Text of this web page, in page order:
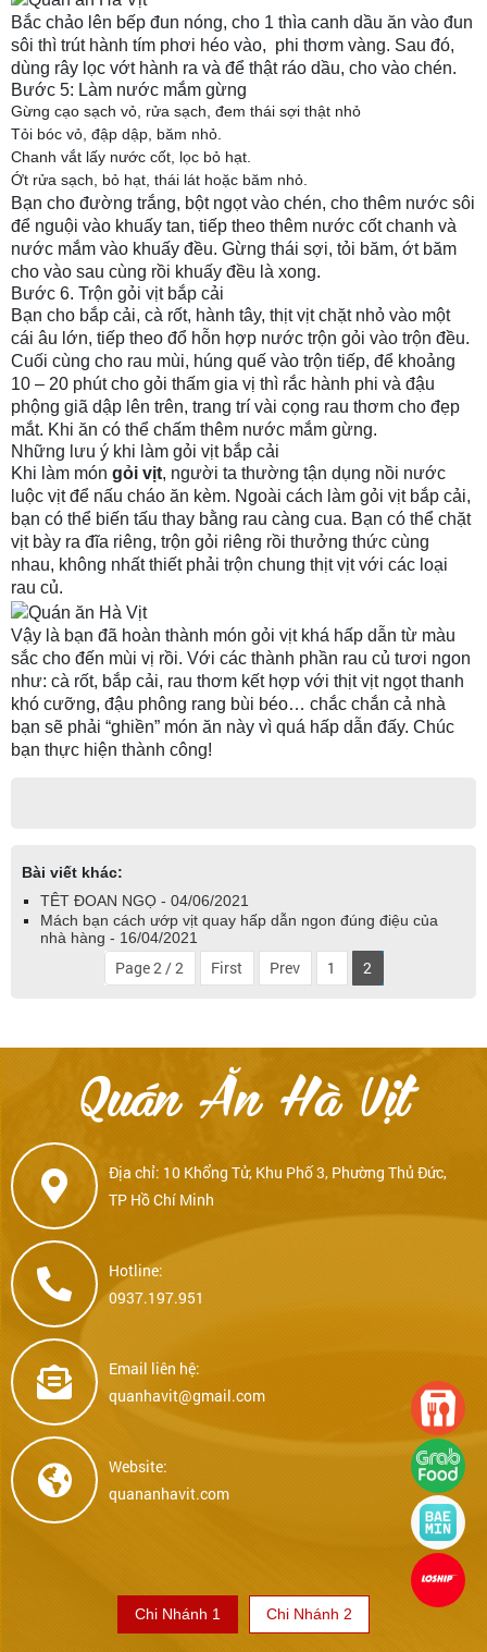
Bắc chảo lên bếp đun nóng, cho 1 thìa canh dầu ăn vào đun
sôi thì trút hành tím phơi héo vào, phi thơm vàng. Sau đó,
dùng rây lọc vớt hành ra và để thật ráo dầu, cho vào chén.
Bước 5: Làm nước mắm gừng
Gừng cạo sạch vỏ, rửa sạch, đem thái sợi thật nhỏ
Tỏi bóc vỏ, đập dập, băm nhỏ.
Chanh vắt lấy nước cốt, lọc bỏ hạt.
Ớt rửa sạch, bỏ hạt, thái lát hoặc băm nhỏ.
Bạn cho đường trắng, bột ngọt vào chén, cho thêm nước sôi
để nguội vào khuấy tan, tiếp theo thêm nước cốt chanh và
nước mắm vào khuấy đều. Gừng thái sợi, tỏi băm, ớt băm
cho vào sau cùng rồi khuấy đều là xong.
Bước 6. Trộn gỏi vịt bắp cải
Bạn cho bắp cải, cà rốt, hành tây, thịt vịt chặt nhỏ vào một
cái âu lớn, tiếp theo đổ hỗn hợp nước trộn gỏi vào trộn đều.
Cuối cùng cho rau mùi, húng quế vào trộn tiếp, để khoảng
10 – 20 phút cho gỏi thấm gia vị thì rắc hành phi và đậu
phộng giã dập lên trên, trang trí vài cọng rau thơm cho đẹp
mắt. Khi ăn có thể chấm thêm nước mắm gừng.
Những lưu ý khi làm gỏi vịt bắp cải
Khi làm món gỏi vịt, người ta thường tận dụng nồi nước
luộc vịt để nấu cháo ăn kèm. Ngoài cách làm gỏi vịt bắp cải,
bạn có thể biến tấu thay bằng rau càng cua. Bạn có thể chặt
vịt bày ra đĩa riêng, trộn gỏi riêng rồi thưởng thức cùng
nhau, không nhất thiết phải trộn chung thịt vịt với các loại
rau củ.
Vậy là bạn đã hoàn thành món gỏi vịt khá hấp dẫn từ màu
sắc cho đến mùi vị rồi. Với các thành phần rau củ tươi ngon
như: cà rốt, bắp cải, rau thơm kết hợp với thịt vịt ngọt thanh
khó cưỡng, đậu phông rang bùi béo… chắc chắn cả nhà
bạn sẽ phải “ghiền” món ăn này vì quá hấp dẫn đấy. Chúc
bạn thực hiện thành công!
Bài viết khác:
TÊT ĐOAN NGỌ - 04/06/2021
Mách bạn cách ướp vịt quay hấp dẫn ngon đúng điệu của
nhà hàng - 16/04/2021
Page 2 / 2 First Prev 1 2
Quán Ăn Hà Vịt
Địa chỉ: 10 Khổng Tử, Khu Phố 3, Phường Thủ Đức,
TP Hồ Chí Minh
Hotline:
0937.197.951
Email liên hệ:
quanhavit@gmail.com
Website:
quananhavit.com
Chi Nhánh 1 Chi Nhánh 2